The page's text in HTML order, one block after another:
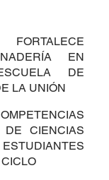
EN
DE
LA UNIÓN
CIENCIAS